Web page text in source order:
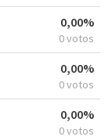
0,00%
0 votos
0,00%
0 votos
0,00%
0 votos